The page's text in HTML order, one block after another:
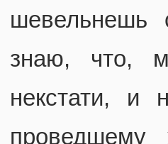
знаю, что,
некстати, и